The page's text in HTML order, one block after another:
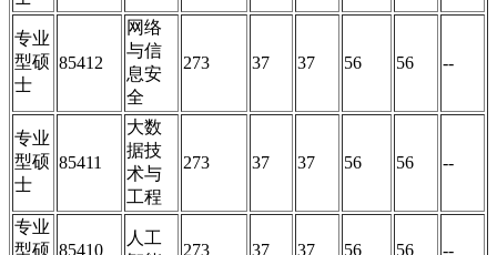
专业
型硕
士
85412
网络
与信
息安
全
273 37 37 56 56 --
专业
型硕
士
85411
大数
据技
术与
工程
273 37 37 56 56 --
专业
型硕 85410
人工
273 37 37 56 56 --